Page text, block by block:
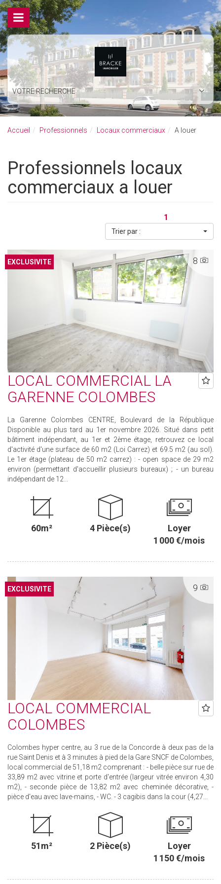
VOTRE RECHERCHE
Accueil Professionnels Locaux commerciaux A louer
Professionnels locaux
commerciaux a louer
1
Trier par :
8
EXCLUSIVITE
LOCAL COMMERCIAL LA
GARENNE COLOMBES
La Garenne Colombes CENTRE, Boulevard de la République
Disponible au plus tard au 1er novembre 2026. Situé dans petit
bâtiment indépendant, au 1er et 2ème étage, retrouvez ce local
d'activité d'une surface de 60 m2 (Loi Carrez) et 69.5 m2 (au sol).
Le 1er étage (plateau de 50 m2 carrez) : - open space de 29 m2
environ (permettant d'accueillir plusieurs bureaux) ; - un bureau
indépendant de 12...
60m² 4 Pièce(s)
Loyer
1 000 €/mois
9
EXCLUSIVITE
LOCAL COMMERCIAL
COLOMBES
Colombes hyper centre, au 3 rue de la Concorde à deux pas de la
rue Saint Denis et à 3 minutes à pied de la Gare SNCF de Colombes,
local commercial de 51,18 m2 comprenant : - belle pièce sur rue de
33,89 m2 avec vitrine et porte d'entrée (largeur vitrée environ 4,30
m2), - seconde pièce de 13,82 m2 avec cheminée décorative, -
pièce d'eau avec lave-mains, - WC. - 3 cagibis dans la cour (4,27...
51m² 2 Pièce(s)
Loyer
1 150 €/mois